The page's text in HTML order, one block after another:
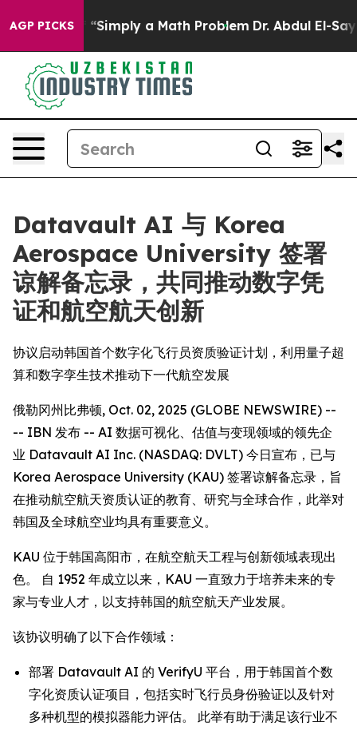
AGP PICKS
off “Simply a Math Problem Dr. Abdul El-Sayed
Datavault AI 与 Korea
Aerospace University 签署
谅解备忘录，共同推动数字凭
证和航空航天创新
协议启动韩国首个数字化飞行员资质验证计划，利用量子超
算和数字孪生技术推动下一代航空发展
俄勒冈州比弗顿, Oct. 02, 2025 (GLOBE NEWSWIRE) --
-- IBN 发布 -- AI 数据可视化、估值与变现领域的领先企
业 Datavault AI Inc. (NASDAQ: DVLT) 今日宣布，已与
Korea Aerospace University (KAU) 签署谅解备忘录，旨
在推动航空航天资质认证的教育、研究与全球合作，此举对
韩国及全球航空业均具有重要意义。
KAU 位于韩国高阳市，在航空航天工程与创新领域表现出
色。 自 1952 年成立以来，KAU 一直致力于培养未来的专
家与专业人才，以支持韩国的航空航天产业发展。
该协议明确了以下合作领域：
部署 Datavault AI 的 VerifyU 平台，用于韩国首个数
字化资质认证项目，包括实时飞行员身份验证以及针对
多种机型的模拟器能力评估。 此举有助于满足该行业不